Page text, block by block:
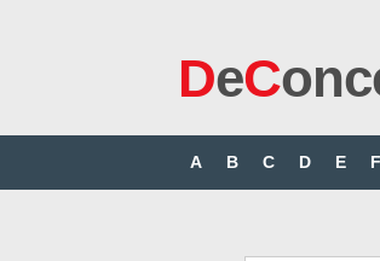
DeC
A B C D E F